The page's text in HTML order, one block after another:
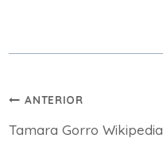
Navegación
de
ANTERIOR
Tamara Gorro Wikipedia